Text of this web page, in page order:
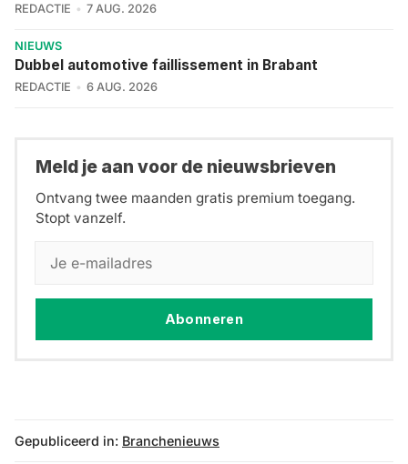
REDACTIE 7 AUG. 2026
NIEUWS
Dubbel automotive faillissement in Brabant
REDACTIE 6 AUG. 2026
Meld je aan voor de nieuwsbrieven
Ontvang twee maanden gratis premium toegang.
Stopt vanzelf.
Abonneren
Gepubliceerd in: Branchenieuws